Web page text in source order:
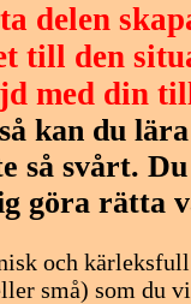
delen
till den
med din
kan du
så svårt.
göra rätta
och
små) som du